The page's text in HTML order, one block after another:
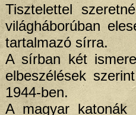
Tisztelettel
világháborúban
tartalmazó sírra.
A sírban két
elbeszélések
1944-ben.
A magyar katonák